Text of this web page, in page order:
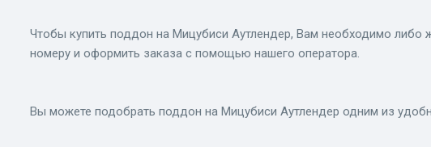
Чтобы купить поддон на Мицубиси Аутлендер, Вам необходимо либо
номеру и оформить заказа с помощью нашего оператора.
Вы можете подобрать поддон на Мицубиси Аутлендер одним из